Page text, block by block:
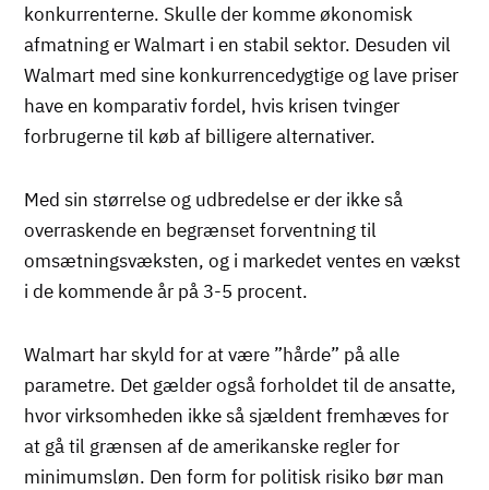
konkurrenterne. Skulle der komme økonomisk
afmatning er Walmart i en stabil sektor. Desuden vil
Walmart med sine konkurrencedygtige og lave priser
have en komparativ fordel, hvis krisen tvinger
forbrugerne til køb af billigere alternativer.
Med sin størrelse og udbredelse er der ikke så
overraskende en begrænset forventning til
omsætningsvæksten, og i markedet ventes en vækst
i de kommende år på 3-5 procent.
Walmart har skyld for at være ”hårde” på alle
parametre. Det gælder også forholdet til de ansatte,
hvor virksomheden ikke så sjældent fremhæves for
at gå til grænsen af de amerikanske regler for
minimumsløn. Den form for politisk risiko bør man